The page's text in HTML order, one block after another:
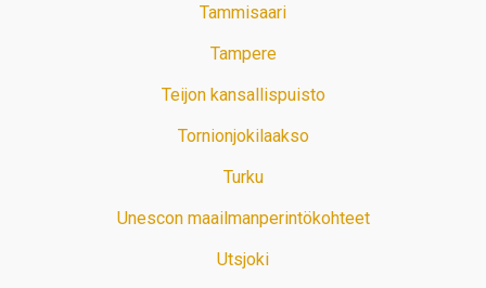
Tammisaari
Tampere
Teijon kansallispuisto
Tornionjokilaakso
Turku
Unescon maailmanperintökohteet
Utsjoki